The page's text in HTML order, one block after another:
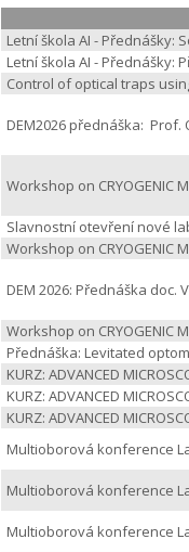
Letní škola AI - Přednášky:
Letní škola AI - Přednášky:
Control of optical traps
DEM2026 přednáška: Prof.
Workshop on CRYOGENIC
Slavnostní otevření nové
Workshop on CRYOGENIC
DEM 2026: Přednáška doc.
Workshop on CRYOGENIC
Přednáška: Levitated
KURZ: ADVANCED
KURZ: ADVANCED
KURZ: ADVANCED
Multioborová konference
Multioborová konference
Multioborová konference